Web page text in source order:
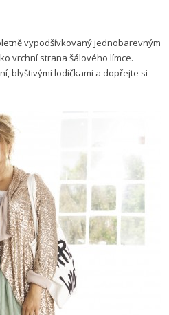
vypodšívkovaný jednobarevným
vrchní strana šálového límce.
blyštivými lodičkami a dopřejte si